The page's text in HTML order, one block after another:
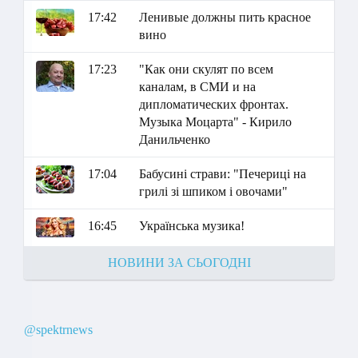
17:42
Ленивые должны пить красное
вино
17:23
"Как они скулят по всем
каналам, в СМИ и на
дипломатических фронтах.
Музыка Моцарта" - Кирило
Данильченко
17:04
Бабусині страви: "Печериці на
грилі зі шпиком і овочами"
16:45 Українська музика!
НОВИНИ ЗА СЬОГОДНІ
@spektrnews